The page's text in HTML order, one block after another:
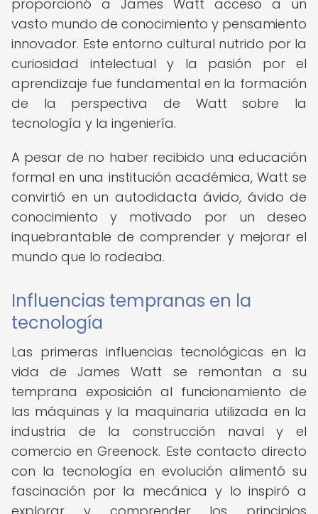
proporcionó a James Watt acceso a un
vasto mundo de conocimiento y pensamiento
innovador. Este entorno cultural nutrido por la
curiosidad intelectual y la pasión por el
aprendizaje fue fundamental en la formación
de la perspectiva de Watt sobre la
tecnología y la ingeniería.
A pesar de no haber recibido una educación
formal en una institución académica, Watt se
convirtió en un autodidacta ávido, ávido de
conocimiento y motivado por un deseo
inquebrantable de comprender y mejorar el
mundo que lo rodeaba.
Influencias tempranas en la
tecnología
Las primeras influencias tecnológicas en la
vida de James Watt se remontan a su
temprana exposición al funcionamiento de
las máquinas y la maquinaria utilizada en la
industria de la construcción naval y el
comercio en Greenock. Este contacto directo
con la tecnología en evolución alimentó su
fascinación por la mecánica y lo inspiró a